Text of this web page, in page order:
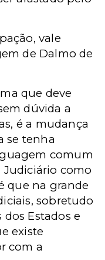
vale
de Dalmo de
que deve
dúvida a
é a mudança
se tenha
comum
Judiciário como
que na grande
sobretudo
Estados e
existe
com a